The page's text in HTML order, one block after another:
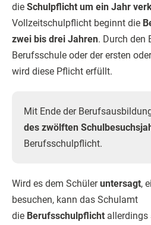
die Schulpflicht um ein Jahr
Vollzeitschulpflicht beginnt die
zwei bis drei Jahren. Durch den
Berufsschule oder der ersten
wird diese Pflicht erfüllt.
Mit Ende der
des zwölften
Berufsschulpflicht.
Wird es dem Schüleruntersagt,
besuchen, kann das Schulamt
die Berufsschulpflicht allerdings